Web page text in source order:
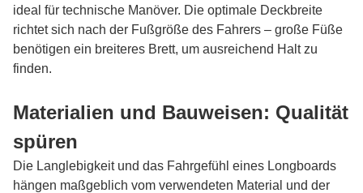
ideal für technische Manöver. Die optimale Deckbreite
richtet sich nach der Fußgröße des Fahrers – große Füße
benötigen ein breiteres Brett, um ausreichend Halt zu
finden.
Materialien und Bauweisen: Qualität
spüren
Die Langlebigkeit und das Fahrgefühl eines Longboards
hängen maßgeblich vom verwendeten Material und der